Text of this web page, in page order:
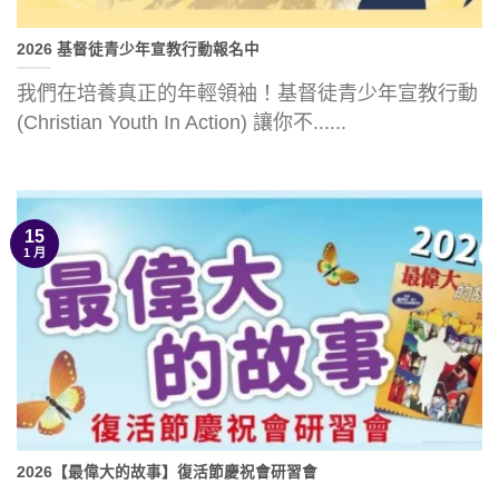
2026 基督徒青少年宣教行動報名中
我們在培養真正的年輕領袖！基督徒青少年宣教行動
(Christian Youth In Action) 讓你不......
2026【最偉大的故事】復活節慶祝會研習會
15
1 月